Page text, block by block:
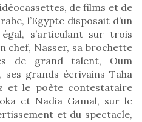
de films et de
l’Egypte disposait d’un
s’articulant sur trois
chef, Nasser, sa brochette
de grand talent, Oum
ses grands écrivains Taha
et le poète contestataire
et Nadia Gamal, sur le
et du spectacle,